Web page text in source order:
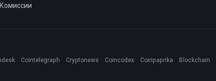
Комиссии
Cointelegraph Cryptonews Coincodex Coinpaprika Blockchain